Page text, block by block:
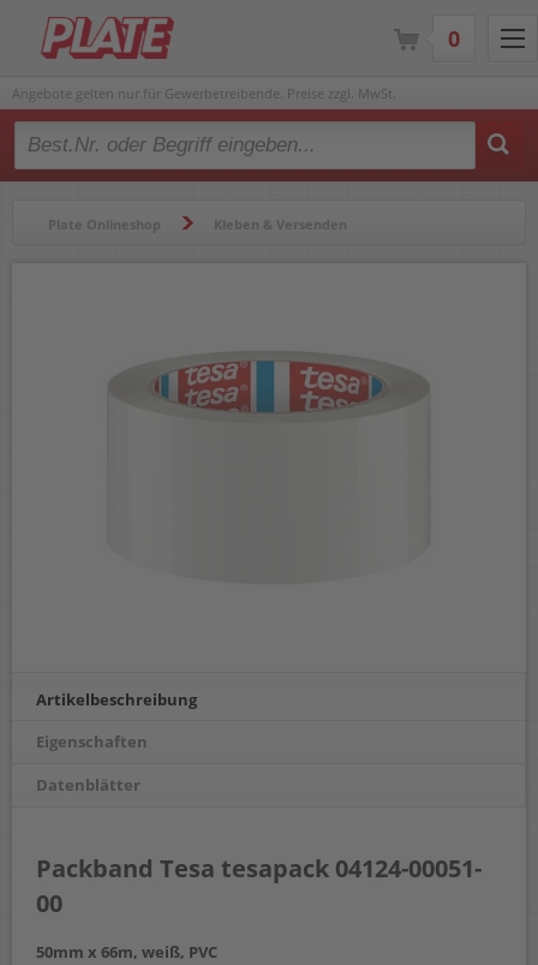
Angebote gelten nur für Gewerbetreibende. Preise zzgl. MwSt.
Type 2 or more characters for results.
Plate Onlineshop Kleben & Versenden
Artikelbeschreibung
Eigenschaften
Datenblätter
Packband Tesa tesapack 04124-00051-
00
50mm x 66m, weiß, PVC
0